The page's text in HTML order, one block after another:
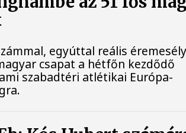
egyúttal reális
csapat a hétfőn kezdődő
szabadtéri atlétikai Európa-